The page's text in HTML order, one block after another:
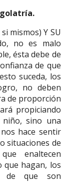
mismos) Y SU
no es malo
ésta debe de
de que
suceda, los
no deben
de proporción
propiciando
sino una
hace sentir
situaciones de
enaltecen
que hagan, los
de que son